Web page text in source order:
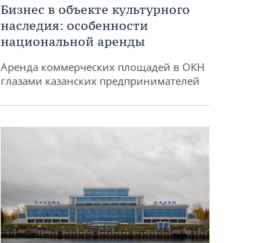
Бизнес в объекте культурного
наследия: особенности
национальной аренды
Аренда коммерческих площадей в ОКН
глазами казанских предпринимателей